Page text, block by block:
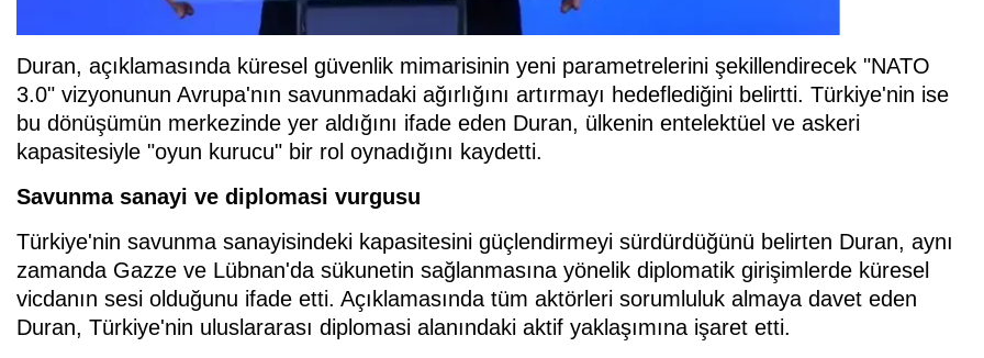
Duran, açıklamasında küresel güvenlik mimarisinin yeni parametrelerini şekillendirecek "NATO
3.0" vizyonunun Avrupa'nın savunmadaki ağırlığını artırmayı hedeflediğini belirtti. Türkiye'nin ise
bu dönüşümün merkezinde yer aldığını ifade eden Duran, ülkenin entelektüel ve askeri
kapasitesiyle "oyun kurucu" bir rol oynadığını kaydetti.
Savunma sanayi ve diplomasi vurgusu
Türkiye'nin savunma sanayisindeki kapasitesini güçlendirmeyi sürdürdüğünü belirten Duran, aynı
zamanda Gazze ve Lübnan'da sükunetin sağlanmasına yönelik diplomatik girişimlerde küresel
vicdanın sesi olduğunu ifade etti. Açıklamasında tüm aktörleri sorumluluk almaya davet eden
Duran, Türkiye'nin uluslararası diplomasi alanındaki aktif yaklaşımına işaret etti.